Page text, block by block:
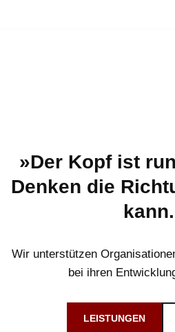
»Der Kopf ist
Denken die
Wir unterstützen
bei ihren
LEISTUNGEN